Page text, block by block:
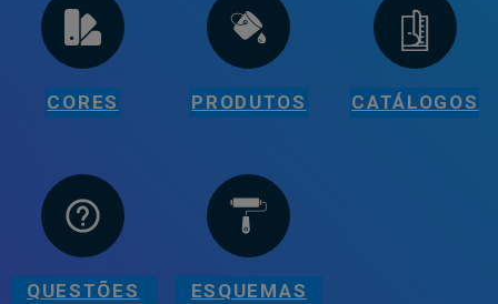
CORES PRODUTOS CATÁLOGOS
QUESTÕES
ESQUEMAS